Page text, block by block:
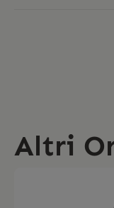
Altri